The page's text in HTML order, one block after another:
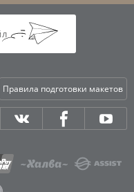
Правила подготовки макетов